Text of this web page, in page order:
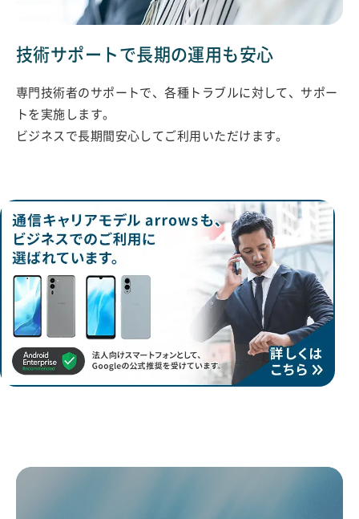
技術サポートで長期の運用も安心
専門技術者のサポートで、各種トラブルに対して、サポー
トを実施します。
ビジネスで長期間安心してご利用いただけます。